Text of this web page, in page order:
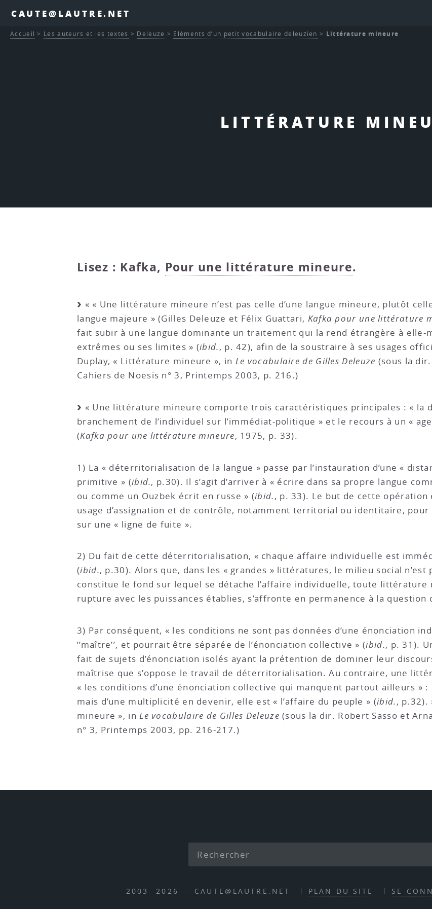
CAUTE@LAUTRE.NET
LITTÉRATURE
Accueil > Les auteurs et les textes > Deleuze > Eléments d’un petit vocabulaire deleuzien > Littérature mineure
Lisez : Kafka, Pour une littérature mineure.
« « Une littérature mineure n’est pas celle d’une langue mineure, plutôt
langue majeure » (Gilles Deleuze et Félix Guattari, Kafka pour une littérature
fait subir à une langue dominante un traitement qui la rend étrangère à elle-
extrêmes ou ses limites » (ibid., p. 42), afin de la soustraire à ses usages
Duplay, « Littérature mineure », in Le vocabulaire de Gilles Deleuze (sous la
Cahiers de Noesis n° 3, Printemps 2003, p. 216.)
« Une littérature mineure comporte trois caractéristiques principales : « la
branchement de l’individuel sur l’immédiat-politique » et le recours à un «
(Kafka pour une littérature mineure, 1975, p. 33).
1) La « déterritorialisation de la langue » passe par l’instauration d’une «
primitive » (ibid., p.30). Il s’agit d’arriver à « écrire dans sa propre langue
ou comme un Ouzbek écrit en russe » (ibid., p. 33). Le but de cette
usage d’assignation et de contrôle, notamment territorial ou identitaire, pour
sur une « ligne de fuite ».
2) Du fait de cette déterritorialisation, « chaque affaire individuelle est
(ibid., p.30). Alors que, dans les « grandes » littératures, le milieu social n’est
constitue le fond sur lequel se détache l’affaire individuelle, toute littérature
rupture avec les puissances établies, s’affronte en permanence à la
3) Par conséquent, « les conditions ne sont pas données d’une énonciation
’’maître’’, et pourrait être séparée de l’énonciation collective » (ibid., p. 31).
fait de sujets d’énonciation isolés ayant la prétention de dominer leur
maîtrise que s’oppose le travail de déterritorialisation. Au contraire, une
« les conditions d’une énonciation collective qui manquent partout ailleurs »
mais d’une multiplicité en devenir, elle est « l’affaire du peuple » (ibid., p.32).
mineure », inLe vocabulaire de Gilles Deleuze (sous la dir. Robert Sasso et
n° 3, Printemps 2003, pp. 216-217.)
2003- 2026 — CAUTE@LAUTRE.NET PLAN DU SITE SE